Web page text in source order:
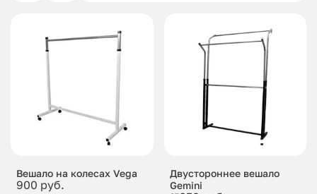
Вешало на колесах Vega
900 руб.
Двустороннее вешало
Gemini